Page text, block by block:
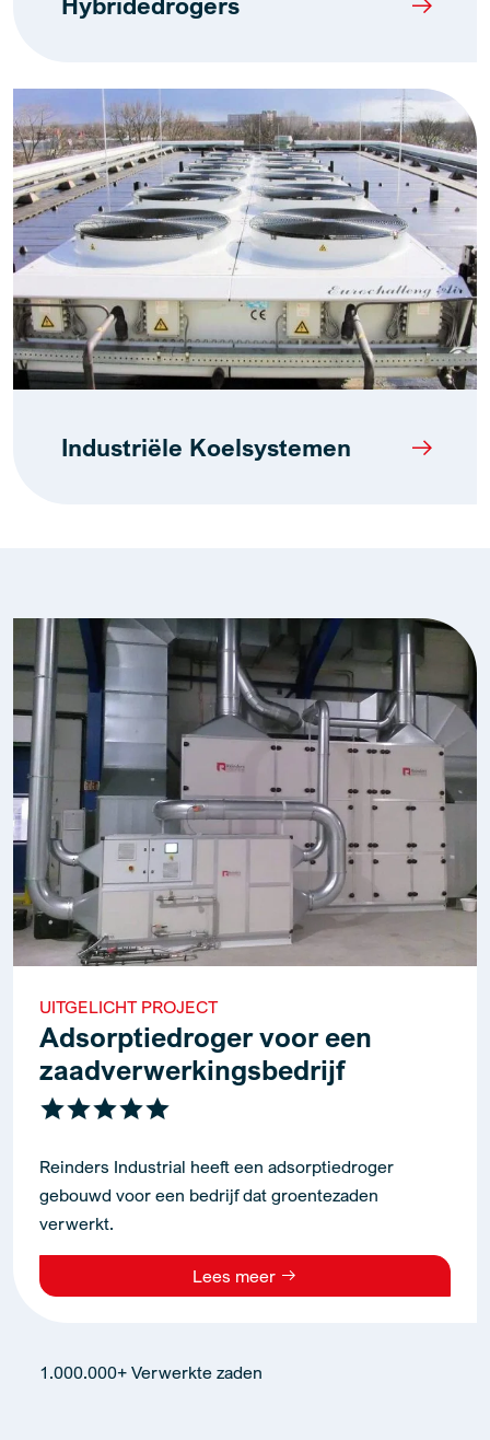
Industriële Koelsystemen
UITGELICHT PROJECT
Adsorptiedroger voor een
zaadverwerkingsbedrijf
Reinders Industrial heeft een adsorptiedroger
gebouwd voor een bedrijf dat groentezaden
verwerkt.
Lees meer
1.000.000+ Verwerkte zaden